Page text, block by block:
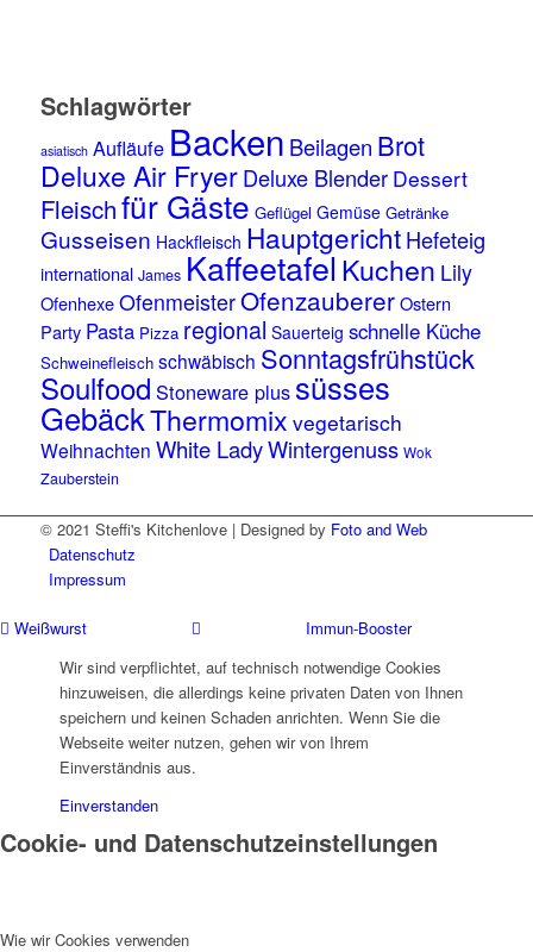
Schlagwörter
asiatisch Aufläufe Backen Beilagen Brot
Deluxe Air Fryer Deluxe Blender Dessert
Fleischfür Gäste Geflügel Gemüse Getränke
Gusseisen Hackfleisch Hauptgericht Hefeteig
international James Kaffeetafel Kuchen Lily
Ofenhexe OfenmeisterOfenzauberer Ostern
Party Pasta Pizza regional Sauerteig schnelle Küche
Schweinefleisch schwäbisch Sonntagsfrühstück
Soulfood Stoneware plus süsses
GebäckThermomix vegetarisch
Weihnachten White LadyWintergenuss Wok
Zauberstein
© 2021 Steffi's Kitchenlove | Designed by Foto and Web
Datenschutz
Impressum
Weißwurst
Immun-Booster
Wir sind verpflichtet, auf technisch notwendige Cookies
hinzuweisen, die allerdings keine privaten Daten von Ihnen
speichern und keinen Schaden anrichten. Wenn Sie die
Webseite weiter nutzen, gehen wir von Ihrem
Einverständnis aus.
Einverstanden
Cookie- und Datenschutzeinstellungen
Wie wir Cookies verwenden